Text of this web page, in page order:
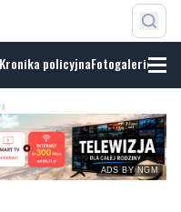
Kronika policyjnaFotogalerie
ADS BY NGM